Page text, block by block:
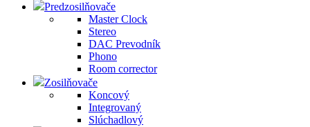
Predzosilňovače
Master Clock
Stereo
DAC Prevodník
Phono
Room corrector
Zosilňovače
Koncový
Integrovaný
Slúchadlový